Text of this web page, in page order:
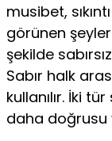
musibet,
görünen
şekilde
Sabır halk
kullanılır. İki
daha doğrusu